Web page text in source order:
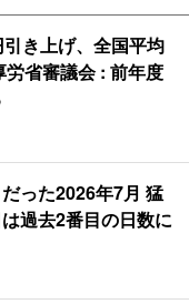
き上げ、全国平均
省審議会 : 前年度
った2026年7月 猛
過去2番目の日数に